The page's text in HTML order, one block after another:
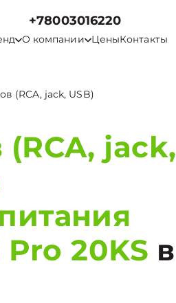
+78003016220
О компании ЦеныКонтакты
(RCA, jack, USB)
jack,
20KS в